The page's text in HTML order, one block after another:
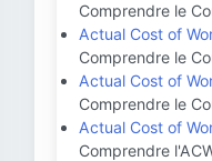
Comprendre le
Actual Cost of
Comprendre le
Actual Cost of
Comprendre le
Actual Cost of
Comprendre